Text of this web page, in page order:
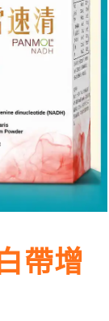
帶增